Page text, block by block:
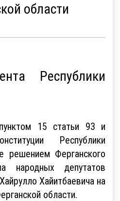
области
Республики
15 статьи 93 и
Республики
решением Ферганского
народных депутатов
Хайитбаевича на
области.